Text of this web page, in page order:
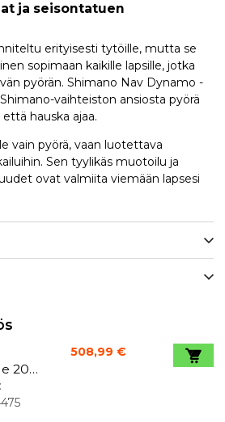
ja seisontatuen
erityisesti tytöille, mutta se
sopimaan kaikille lapsille, jotka
pyörän. Shimano Nav Dynamo -
vaihteiston ansiosta pyörä
hauska ajaa.
vain pyörä, vaan luotettava
Sen tyylikäs muotoilu ja
ovat valmiita viemään lapsesi
20-
508,99 €